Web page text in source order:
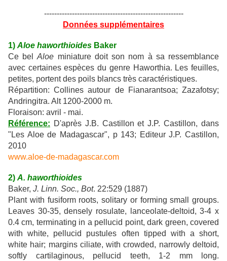
-------------------------------------------------------
Données supplémentaires
1) Aloe haworthioides Baker
Ce belAloe miniature doit son nom à sa ressemblance
avec certaines espèces du genre Haworthia. Les feuilles,
petites, portent des poils blancs très caractéristiques.
Répartition: Collines autour de Fianarantsoa; Zazafotsy;
Andringitra. Alt 1200-2000 m.
Floraison: avril - mai.
Référence: D'après J.B. Castillon et J.P. Castillon, dans
"Les Aloe de Madagascar", p 143; Editeur J.P. Castillon,
2010
www.aloe-de-madagascar.com
2) A. haworthioides
Baker, J. Linn. Soc., Bot. 22:529 (1887)
Plant with fusiform roots, solitary or forming small groups.
Leaves 30-35, densely rosulate, lanceolate-deltoid, 3-4 x
0.4 cm, terminating in a pellucid point, dark green, covered
with white, pellucid pustules often tipped with a short,
white hair; margins ciliate, with crowded, narrowly deltoid,
softly cartilaginous, pellucid teeth, 1-2 mm long.